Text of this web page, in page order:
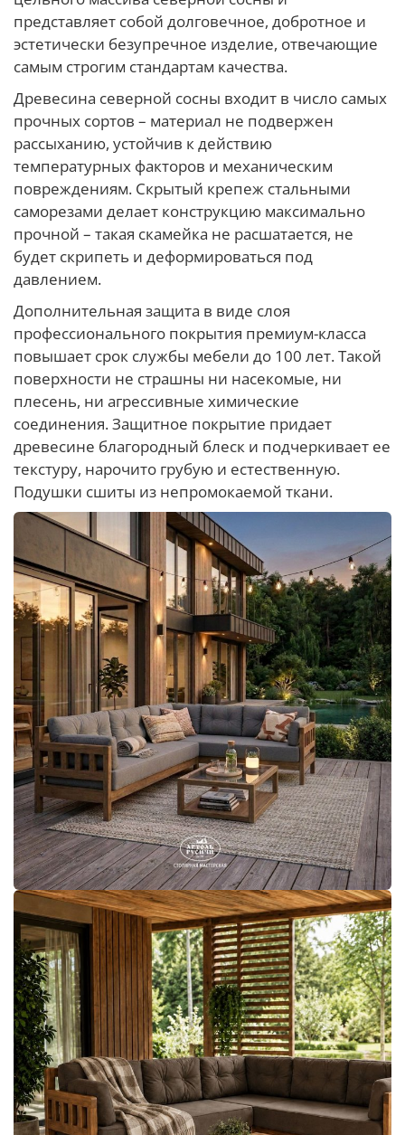
представляет собой долговечное, добротное и
эстетически безупречное изделие, отвечающие
самым строгим стандартам качества.
Древесина северной сосны входит в число самых
прочных сортов – материал не подвержен
рассыханию, устойчив к действию
температурных факторов и механическим
повреждениям. Скрытый крепеж стальными
саморезами делает конструкцию максимально
прочной – такая скамейка не расшатается, не
будет скрипеть и деформироваться под
давлением.
Дополнительная защита в виде слоя
профессионального покрытия премиум-класса
повышает срок службы мебели до 100 лет. Такой
поверхности не страшны ни насекомые, ни
плесень, ни агрессивные химические
соединения. Защитное покрытие придает
древесине благородный блеск и подчеркивает ее
текстуру, нарочито грубую и естественную.
Подушки сшиты из непромокаемой ткани.